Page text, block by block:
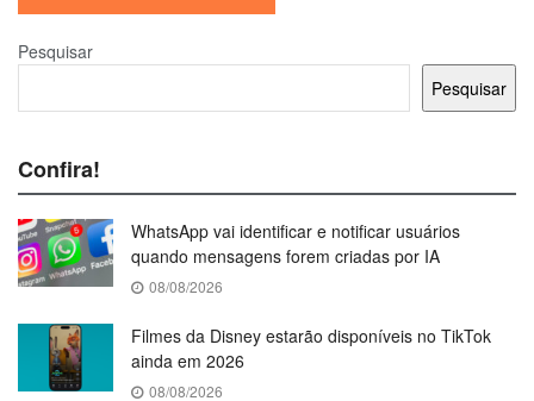
Pesquisar
Pesquisar
Confira!
WhatsApp vai identificar e notificar usuários
quando mensagens forem criadas por IA
08/08/2026
Filmes da Disney estarão disponíveis no TikTok
ainda em 2026
08/08/2026